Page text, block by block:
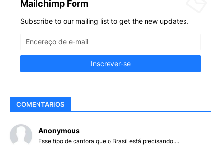
Mailchimp Form
Subscribe to our mailing list to get the new updates.
COMENTARIOS
Anonymous
Esse tipo de cantora que o Brasil está precisando....